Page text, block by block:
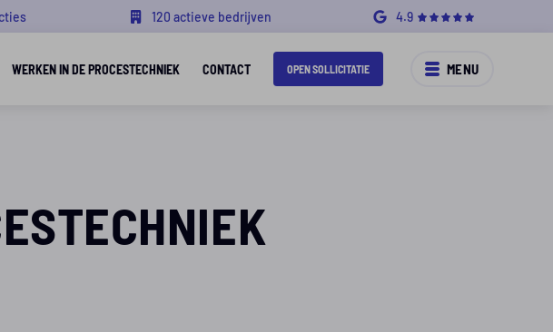
120 actieve bedrijven 4.9
WERKEN IN DE PROCESTECHNIEK CONTACT OPEN SOLLICITATIE MENU